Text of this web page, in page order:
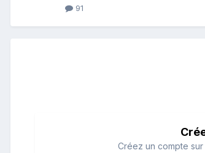
91
Créez un compte sur